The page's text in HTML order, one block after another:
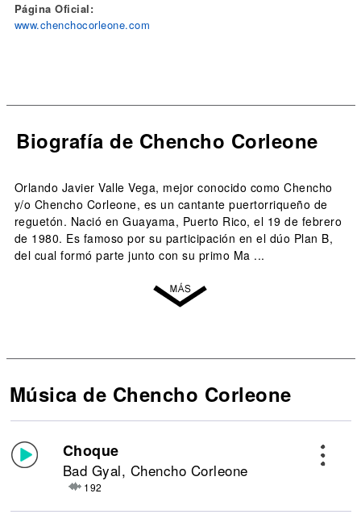
Página Oficial:
www.chenchocorleone.com
Biografía de Chencho Corleone
Orlando Javier Valle Vega, mejor conocido como Chencho
y/o Chencho Corleone, es un cantante puertorriqueño de
reguetón. Nació en Guayama, Puerto Rico, el 19 de febrero
de 1980. Es famoso por su participación en el dúo Plan B,
del cual formó parte junto con su primo Ma ...
Música de Chencho Corleone
Choque
Bad Gyal, Chencho Corleone
192